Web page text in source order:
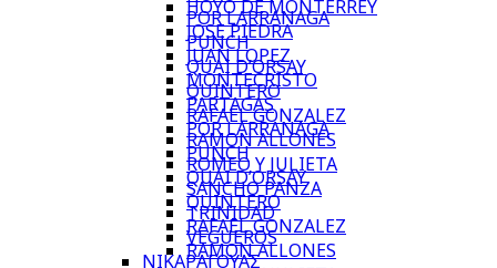
POR LARRANAGA
PUNCH
QUAI D’ORSAY
QUINTERO
RAFAEL GONZALEZ
RAMON ALLONES
ROMEO Y JULIETA
SANCHO PANZA
TRINIDAD
VEGUEROS
ΝΙΚΑΡΑΓΟΥΑΣ
HOYO DE MONTERREY
JOSE PIEDRA
JUAN LOPEZ
MONTECRISTO
PARTAGAS
POR LARRANAGA
PUNCH
QUAI D’ORSAY
QUINTERO
RAFAEL GONZALEZ
RAMON ALLONES